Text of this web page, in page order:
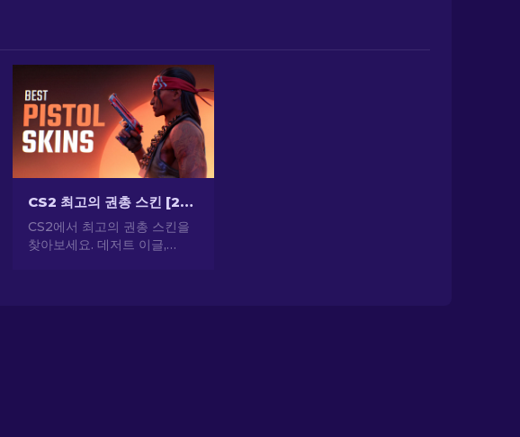
CS2 최고의 권총 스킨 [2026]
CS2에서 최고의 권총 스킨을
찾아보세요. 데저트 이글,